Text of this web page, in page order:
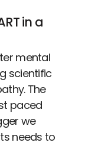
in a
mental
scientific
The
paced
we
needs to